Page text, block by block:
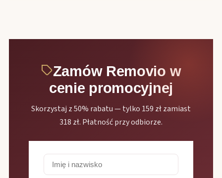
Zamów Removio w
cenie promocyjnej
Skorzystaj z 50% rabatu — tylko 159 zł zamiast
318 zł. Płatność przy odbiorze.